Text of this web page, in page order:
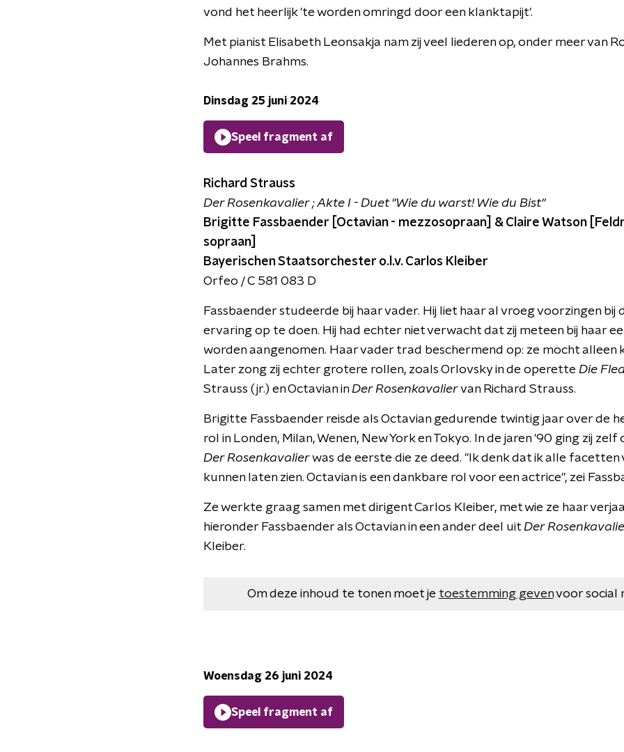
vond het heerlijk 'te worden omringd door een klanktapijt'.
Met pianist Elisabeth Leonsakja nam zij veel liederen op, onder meer van
Johannes Brahms.
Dinsdag 25 juni 2024
Speel fragment af
Richard Strauss
Der Rosenkavalier ; Akte I - Duet "Wie du warst! Wie du Bist"
Brigitte Fassbaender [Octavian - mezzosopraan] & Claire Watson
sopraan]
Bayerischen Staatsorchester o.l.v. Carlos Kleiber
Orfeo / C 581 083 D
Fassbaender studeerde bij haar vader. Hij liet haar al vroeg voorzingen bij
ervaring op te doen. Hij had echter niet verwacht dat zij meteen bij haar
worden aangenomen. Haar vader trad beschermend op: ze mocht alleen
Later zong zij echter grotere rollen, zoals Orlovsky in de operette Die
Strauss (jr.) en Octavian inDer Rosenkavaliervan Richard Strauss.
Brigitte Fassbaender reisde als Octavian gedurende twintig jaar over de
rol in Londen, Milan, Wenen, New York en Tokyo. In de jaren '90 ging zij zelf
Der Rosenkavalierwas de eerste die ze deed. "Ik denk dat ik alle facetten
kunnen laten zien. Octavian is een dankbare rol voor een actrice", zei
Ze werkte graag samen met dirigent Carlos Kleiber, met wie ze haar
hieronder Fassbaender als Octavian in een ander deel uit Der
Kleiber.
Om deze inhoud te tonen moet je toestemming gevenvoor social
Woensdag 26 juni 2024
Speel fragment af